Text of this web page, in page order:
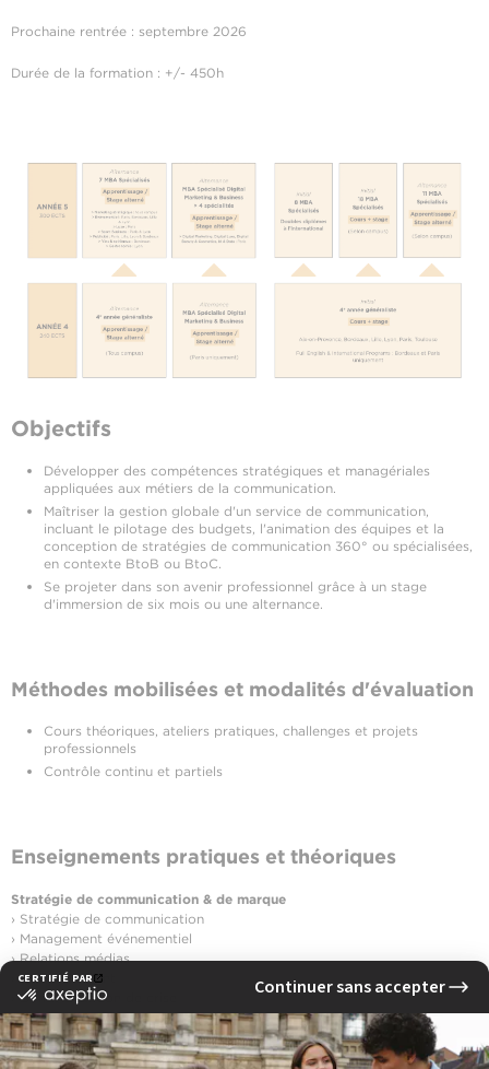
Prochaine rentrée : septembre 2026
Durée de la formation : +/- 450h
Objectifs
Développer des compétences stratégiques et managériales
appliquées aux métiers de la communication.
Maîtriser la gestion globale d'un service de communication,
incluant le pilotage des budgets, l'animation des équipes et la
conception de stratégies de communication 360° ou spécialisées,
en contexte BtoB ou BtoC.
Se projeter dans son avenir professionnel grâce à un stage
d'immersion de six mois ou une alternance.
Méthodes mobilisées et modalités d'évaluation
Cours théoriques, ateliers pratiques, challenges et projets
professionnels
Contrôle continu et partiels
Enseignements pratiques et théoriques
Stratégie de communication & de marque
› Stratégie de communication
› Management événementiel
› Relations médias
› Brand Content
› Communication de crise
› Communication interne
› Communication corporate